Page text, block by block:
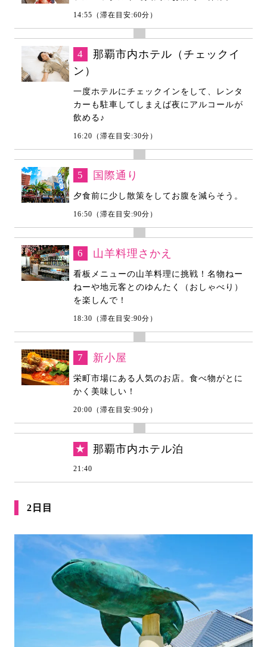
14:55（滞在目安:60分）
4
那覇市内ホテル（チェックイ
ン）
一度ホテルにチェックインをして、レンタ
カーも駐車してしまえば夜にアルコールが
飲める♪
16:20（滞在目安:30分）
5 国際通り
夕食前に少し散策をしてお腹を減らそう。
16:50（滞在目安:90分）
6 山羊料理さかえ
看板メニューの山羊料理に挑戦！名物ねー
ねーや地元客とのゆんたく（おしゃべり）
を楽しんで！
18:30（滞在目安:90分）
7 新小屋
栄町市場にある人気のお店。食べ物がとに
かく美味しい！
20:00（滞在目安:90分）
★ 那覇市内ホテル泊
21:40
2日目